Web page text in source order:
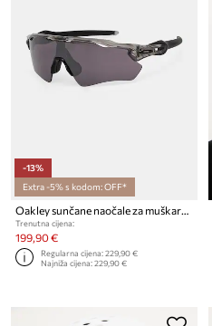
-13%
Extra -5% s kodom: OFF*
Trenutna cijena:
199,90 €
Regularna cijena:229,90 €
Najniža cijena:229,90 €